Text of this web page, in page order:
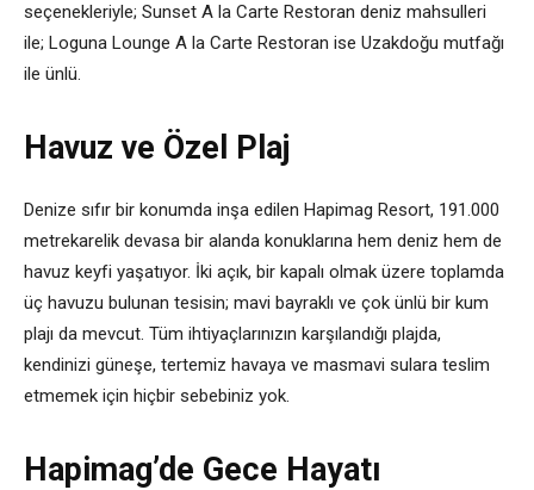
seçenekleriyle; Sunset A la Carte Restoran deniz mahsulleri
ile; Loguna Lounge A la Carte Restoran ise Uzakdoğu mutfağı
ile ünlü.
Havuz ve Özel Plaj
Denize sıfır bir konumda inşa edilen Hapimag Resort, 191.000
metrekarelik devasa bir alanda konuklarına hem deniz hem de
havuz keyfi yaşatıyor. İki açık, bir kapalı olmak üzere toplamda
üç havuzu bulunan tesisin; mavi bayraklı ve çok ünlü bir kum
plajı da mevcut. Tüm ihtiyaçlarınızın karşılandığı plajda,
kendinizi güneşe, tertemiz havaya ve masmavi sulara teslim
etmemek için hiçbir sebebiniz yok.
Hapimag’de Gece Hayatı